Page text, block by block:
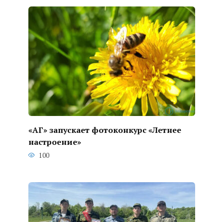
«АГ» запускает фотоконкурс «Летнее
настроение»
100